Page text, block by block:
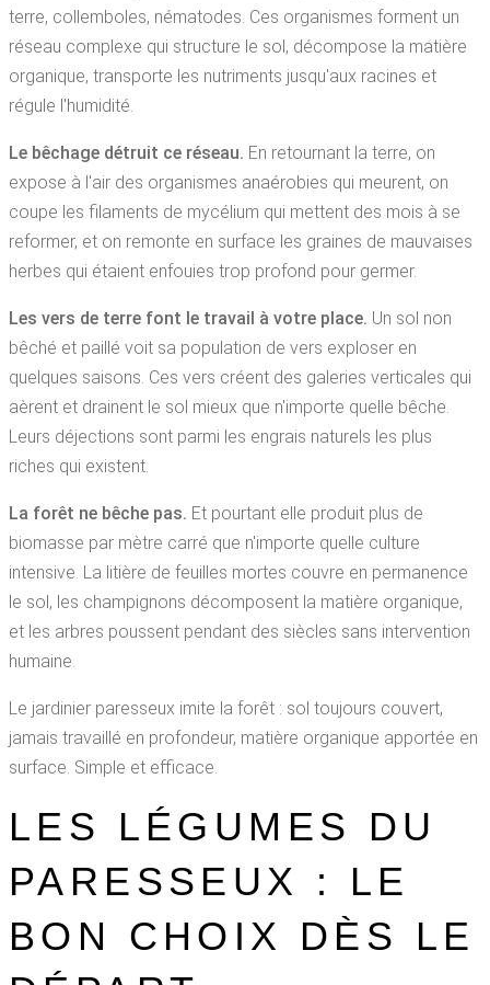
terre, collemboles, nématodes. Ces organismes forment un
réseau complexe qui structure le sol, décompose la matière
organique, transporte les nutriments jusqu'aux racines et
régule l'humidité.
Le bêchage détruit ce réseau. En retournant la terre, on
expose à l'air des organismes anaérobies qui meurent, on
coupe les filaments de mycélium qui mettent des mois à se
reformer, et on remonte en surface les graines de mauvaises
herbes qui étaient enfouies trop profond pour germer.
Les vers de terre font le travail à votre place. Un sol non
bêché et paillé voit sa population de vers exploser en
quelques saisons. Ces vers créent des galeries verticales qui
aèrent et drainent le sol mieux que n'importe quelle bêche.
Leurs déjections sont parmi les engrais naturels les plus
riches qui existent.
La forêt ne bêche pas. Et pourtant elle produit plus de
biomasse par mètre carré que n'importe quelle culture
intensive. La litière de feuilles mortes couvre en permanence
le sol, les champignons décomposent la matière organique,
et les arbres poussent pendant des siècles sans intervention
humaine.
Le jardinier paresseux imite la forêt : sol toujours couvert,
jamais travaillé en profondeur, matière organique apportée en
surface. Simple et efficace.
LES LÉGUMES DU
PARESSEUX : LE
BON CHOIX DÈS LE